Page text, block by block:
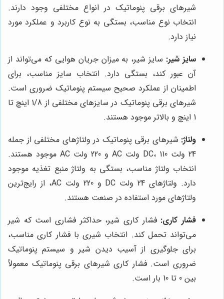
شیرهای برقی پنوماتیک در انواع مختلفی وجود دارند.
انتخاب نوع مناسب، بستگی به نوع کاربرد و عملکرد مورد
نیاز دارد.
سایز شیر: سایز شیر، به میزان جریان هوایی که می‌تواند از
آن عبور کند، بستگی دارد. انتخاب سایز مناسب، برای
اطمینان از عملکرد صحیح سیستم پنوماتیک ضروری است.
شیرهای برقی پنوماتیک در سایزهای مختلفی از 1/8 اینچ تا
1 اینچ و بالاتر موجود هستند.
ولتاژ: شیرهای برقی پنوماتیک در ولتاژهای مختلفی از جمله
24 ولت DC، 110 ولت AC و 220 ولت AC موجود هستند.
انتخاب ولتاژ مناسب، بستگی به ولتاژ منبع تغذیه موجود
دارد. ولتاژهای 24 ولت DC و 220 ولت AC، از رایج‌ترین
ولتاژهای مورد استفاده در صنعت هستند.
فشار کاری: فشار کاری شیر، حداکثر فشاری است که شیر
می‌تواند تحمل کند. انتخاب شیری با فشار کاری مناسب،
برای جلوگیری از آسیب دیدن شیر و سیستم پنوماتیک
ضروری است. فشار کاری شیرهای برقی پنوماتیک معمولاً
بین 0 تا 10 بار است.